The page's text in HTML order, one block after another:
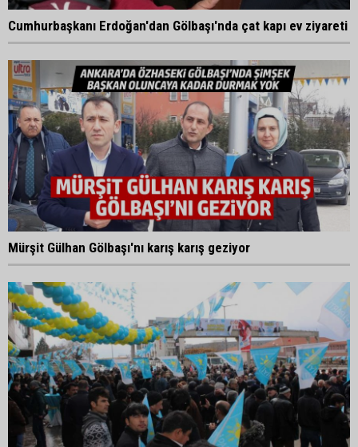
Cumhurbaşkanı Erdoğan'dan Gölbaşı'nda çat kapı ev ziyareti
Mürşit Gülhan Gölbaşı'nı karış karış geziyor